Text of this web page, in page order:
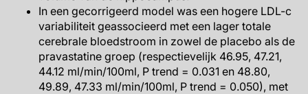
In een gecorrigeerd model was een hogere LDL-c
variabiliteit geassocieerd met een lager totale
cerebrale bloedstroom in zowel de placebo als de
pravastatine groep (respectievelijk 46.95, 47.21,
44.12 ml/min/100ml, P trend = 0.031 en 48.80,
49.89, 47.33 ml/min/100ml, P trend = 0.050), met